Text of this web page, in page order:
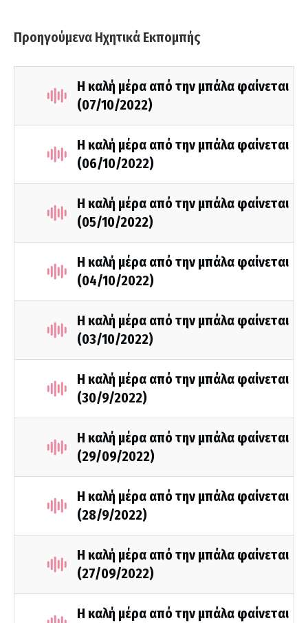
Προηγούμενα Ηχητικά Εκπομπής
Η καλή μέρα από την μπάλα φαίνεται
(07/10/2022)
Η καλή μέρα από την μπάλα φαίνεται
(06/10/2022)
Η καλή μέρα από την μπάλα φαίνεται
(05/10/2022)
Η καλή μέρα από την μπάλα φαίνεται
(04/10/2022)
Η καλή μέρα από την μπάλα φαίνεται
(03/10/2022)
Η καλή μέρα από την μπάλα φαίνεται
(30/9/2022)
Η καλή μέρα από την μπάλα φαίνεται
(29/09/2022)
Η καλή μέρα από την μπάλα φαίνεται
(28/9/2022)
Η καλή μέρα από την μπάλα φαίνεται
(27/09/2022)
Η καλή μέρα από την μπάλα φαίνεται